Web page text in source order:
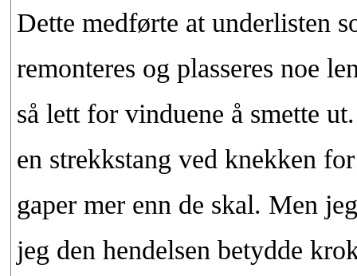
Dette medførte at underlisten
remonteres og plasseres noe
så lett for vinduene å smette
en strekkstang ved knekken
gaper mer enn de skal. Men
jeg den hendelsen betydde